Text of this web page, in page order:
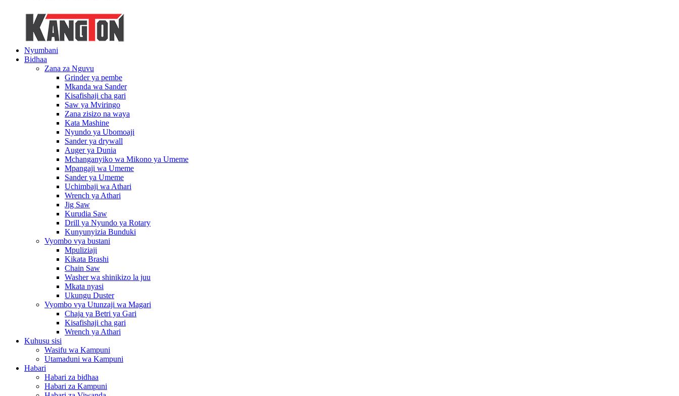
Nyumbani
Bidhaa
Zana za Nguvu
Grinder ya pembe
Mkanda wa Sander
Kisafishaji cha gari
Saw ya Mviringo
Zana zisizo na waya
Kata Mashine
Nyundo ya Ubomoaji
Sander ya drywall
Auger ya Dunia
Mchanganyiko wa Mikono ya Umeme
Mpangaji wa Umeme
Sander ya Umeme
Uchimbaji wa Athari
Wrench ya Athari
Jig Saw
Kurudia Saw
Drill ya Nyundo ya Rotary
Kunyunyizia Bunduki
Vyombo vya bustani
Mpuliziaji
Kikata Brashi
Chain Saw
Washer wa shinikizo la juu
Mkata nyasi
Ukungu Duster
Vyombo vya Utunzaji wa Magari
Chaja ya Betri ya Gari
Kisafishaji cha gari
Wrench ya Athari
Kuhusu sisi
Wasifu wa Kampuni
Utamaduni wa Kampuni
Habari
Habari za bidhaa
Habari za Kampuni